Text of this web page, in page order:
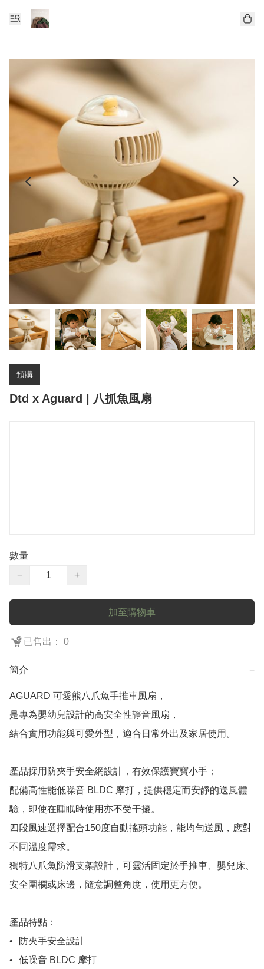
預購
Dtd x Aguard | 八抓魚風扇
數量
−
+
加至購物車
已售出： 0
簡介 −
AGUARD 可愛熊八爪魚手推車風扇，
是專為嬰幼兒設計的高安全性靜音風扇，
結合實用功能與可愛外型，適合日常外出及家居使用。
產品採用防夾手安全網設計，有效保護寶寶小手；
配備高性能低噪音 BLDC 摩打，提供穩定而安靜的送風體
驗，即使在睡眠時使用亦不受干擾。
四段風速選擇配合150度自動搖頭功能，能均勻送風，應對
不同溫度需求。
獨特八爪魚防滑支架設計，可靈活固定於手推車、嬰兒床、
安全圍欄或床邊，隨意調整角度，使用更方便。
產品特點：
•	防夾手安全設計
•	低噪音 BLDC 摩打